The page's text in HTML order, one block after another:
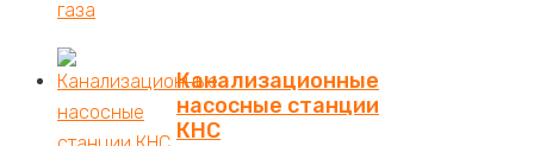
Канализационные
насосные станции
КНС